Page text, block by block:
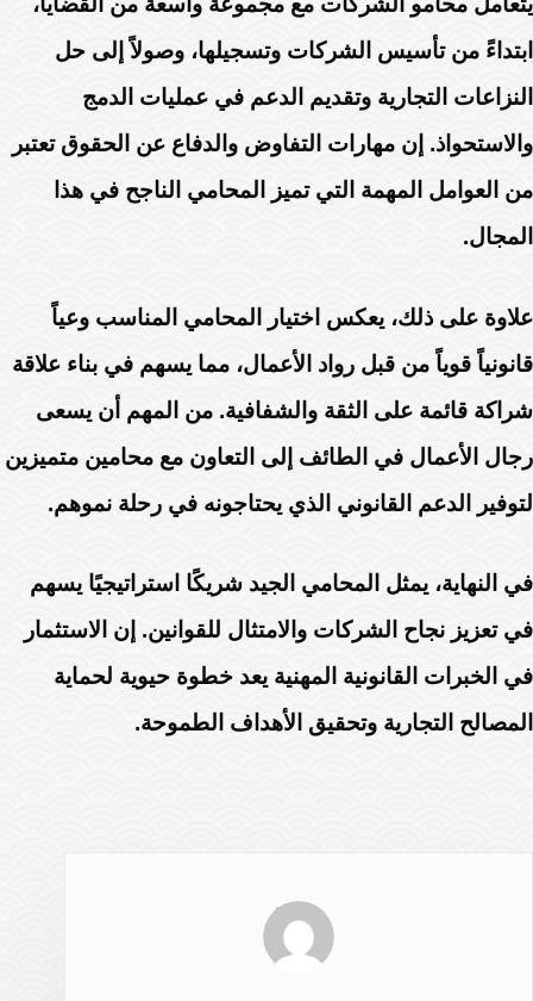
ابتداءً من تأسيس الشركات وتسجيلها، وصولاً إلى حل
النزاعات التجارية وتقديم الدعم في عمليات الدمج
والاستحواذ. إن مهارات التفاوض والدفاع عن الحقوق تعتبر
من العوامل المهمة التي تميز المحامي الناجح في هذا
المجال.
علاوة على ذلك، يعكس اختيار المحامي المناسب وعياً
قانونياً قوياً من قبل رواد الأعمال، مما يسهم في بناء علاقة
شراكة قائمة على الثقة والشفافية. من المهم أن يسعى
رجال الأعمال في الطائف إلى التعاون مع محامين متميزين
لتوفير الدعم القانوني الذي يحتاجونه في رحلة نموهم.
في النهاية، يمثل المحامي الجيد شريكًا استراتيجيًا يسهم
في تعزيز نجاح الشركات والامتثال للقوانين. إن الاستثمار
في الخبرات القانونية المهنية يعد خطوة حيوية لحماية
المصالح التجارية وتحقيق الأهداف الطموحة.